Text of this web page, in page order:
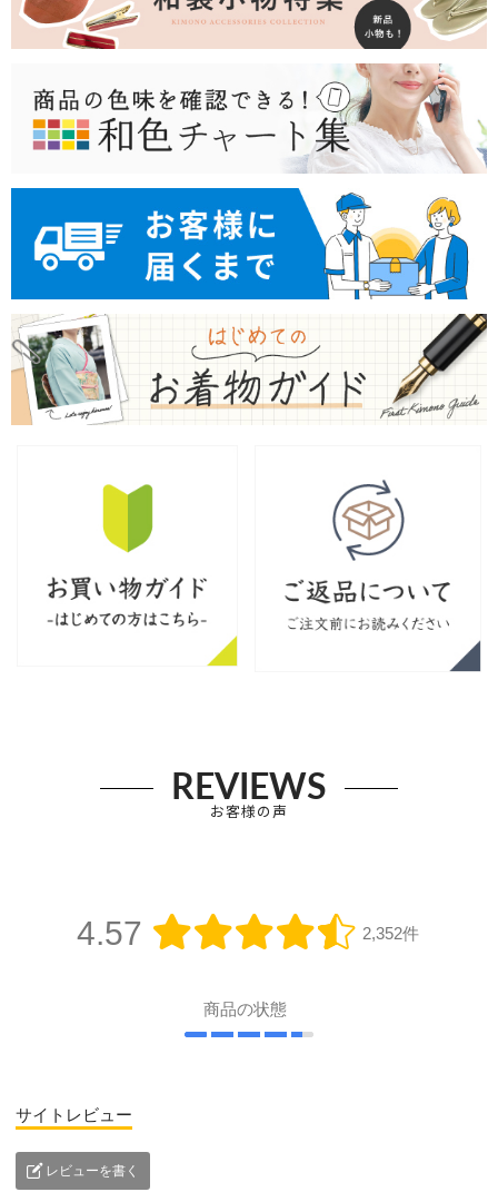
REVIEWS
お客様の声
4.57 2,352件
商品の状態
サイトレビュー
レビューを書く